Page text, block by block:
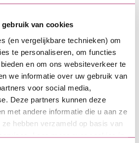
gebruik van cookies
(en vergelijkbare technieken) om
te personaliseren, om functies
en om ons websiteverkeer te
we informatie over uw gebruik van
voor social media,
Deze partners kunnen deze
met andere informatie die u aan ze
hebben verzameld op basis van
Lees meer over cookies in
kosten van de lening,
lening
t/m € 10.000
voor 10 jaar. Voor leningen
een rentetarief voor 20 jaar
aan de looptijd van de lening.